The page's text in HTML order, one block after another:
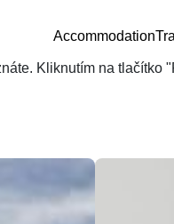
Accommodation
Kliknutím na